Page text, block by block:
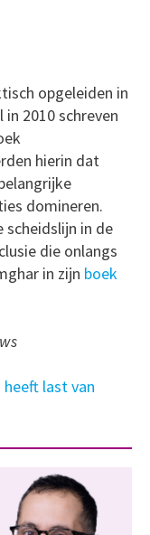
opgeleiden in
2010 schreven
hierin dat
domineren.
scheidslijn in de
die onlangs
in zijn boek
heeft last van